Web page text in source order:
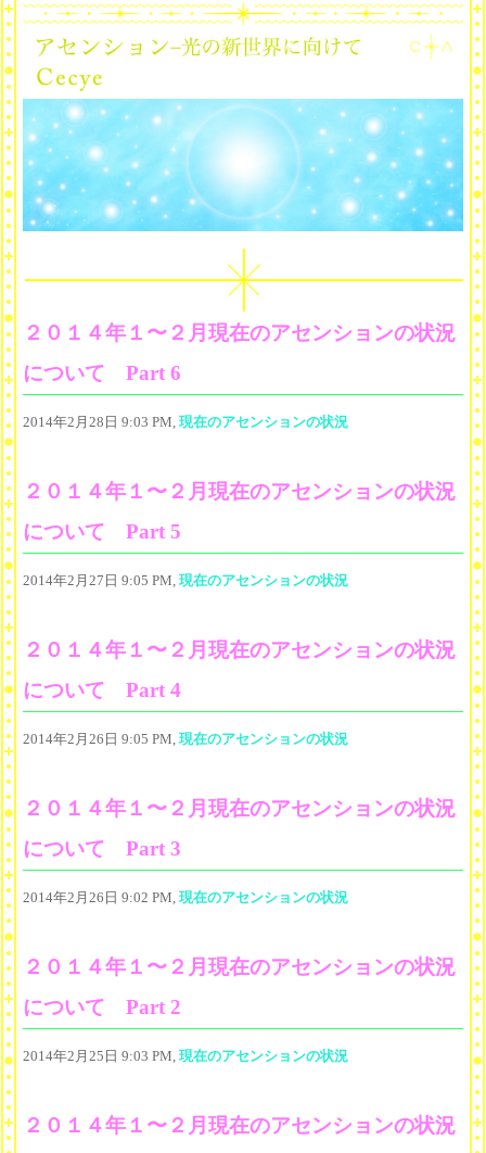
２０１４年１〜２月現在のアセンションの状況
について Part 6
2014年2月28日 9:03 PM, 現在のアセンションの状況
２０１４年１〜２月現在のアセンションの状況
について Part 5
2014年2月27日 9:05 PM, 現在のアセンションの状況
２０１４年１〜２月現在のアセンションの状況
について Part 4
2014年2月26日 9:05 PM, 現在のアセンションの状況
２０１４年１〜２月現在のアセンションの状況
について Part 3
2014年2月26日 9:02 PM, 現在のアセンションの状況
２０１４年１〜２月現在のアセンションの状況
について Part 2
2014年2月25日 9:03 PM, 現在のアセンションの状況
２０１４年１〜２月現在のアセンションの状況